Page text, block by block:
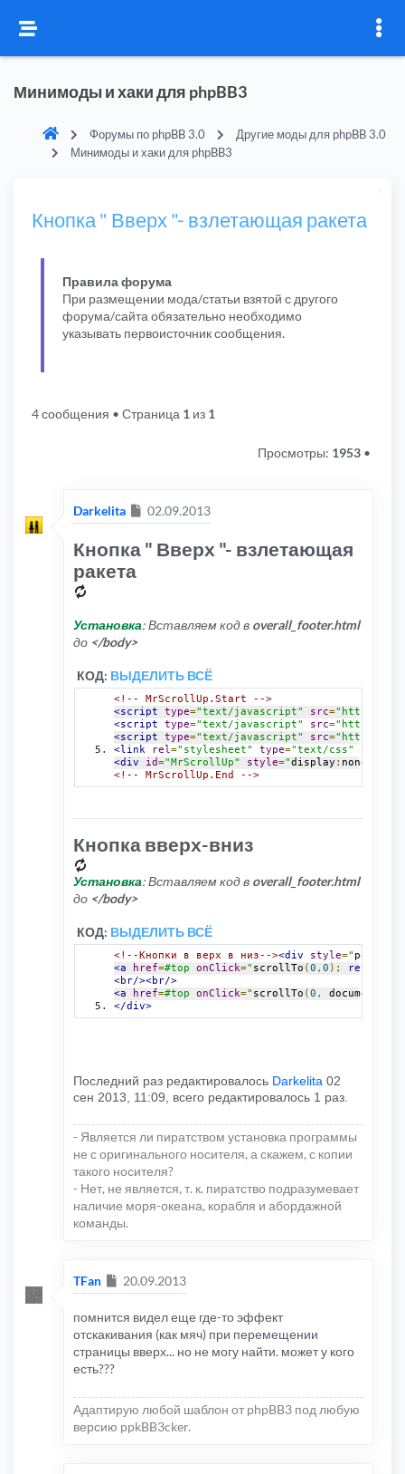
Минимоды и хаки для phpBB3
Форумы по phpBB 3.0
Другие моды для phpBB 3.0
Минимоды и хаки для phpBB3
Кнопка " Вверх "- взлетающая ракета
Правила форума
При размещении мода/статьи взятой с другого
форума/сайта обязательно необходимо
указывать первоисточник сообщения.
4 сообщения • Страница 1 из 1
Просмотры: 1953 •
Darkelita Сообщение
02.09.2013
Кнопка " Вверх "- взлетающая
ракета
Установка: Вставляем код в overall_footer.html
до </body>
КОД: ВЫДЕЛИТЬ ВСЁ
<!-- MrScrollUp.Start -->
<script
type="text/javascript" src="http://
<script
type="text/javascript" src="http://
<script
type="text/javascript" src="http://
<link
rel="stylesheet" type="text/css"
<div
id="MrScrollUp" style="display : none
<!-- MrScrollUp.End -->
Кнопка вверх-вниз
Установка: Вставляем код в overall_footer.html
до </body>
КОД: ВЫДЕЛИТЬ ВСЁ
<!--Кнопки в верх в низ--><div style=" position
<a
href=#top onClick=" scrollTo ( 0 , 0 ); return
<br/><br/>
<a
href=#top onClick=" scrollTo ( 0 , document
</div>
Последний раз редактировалось Darkelita 02
сен 2013, 11:09, всего редактировалось 1 раз.
- Является ли пиратством установка программы
не с оригинального носителя, а скажем, с копии
такого носителя?
- Нет, не является, т. к. пиратство подразумевает
наличие моря-океана, корабля и абордажной
команды.
TFan Сообщение
20.09.2013
помнится видел еще где-то эффект
отскакивания (как мяч) при перемещении
страницы вверх... но не могу найти. может у кого
есть???
Адаптирую любой шаблон от phpBB3 под любую
версию ppkBB3cker.